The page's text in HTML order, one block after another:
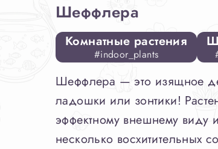
Шеффлера
Комнатные растения
#indoor_plants
Шеффлера — это изящное
ладошки или зонтики!
эффектному внешнему виду
несколько восхитительных